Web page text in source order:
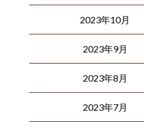
2023年10月
2023年9月
2023年8月
2023年7月